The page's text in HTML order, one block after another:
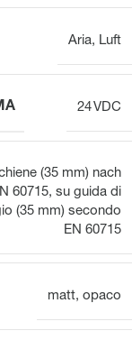
Aria, Luft
24 VDC
(35 mm) nach
60715, su guida di
(35 mm) secondo
EN 60715
matt, opaco